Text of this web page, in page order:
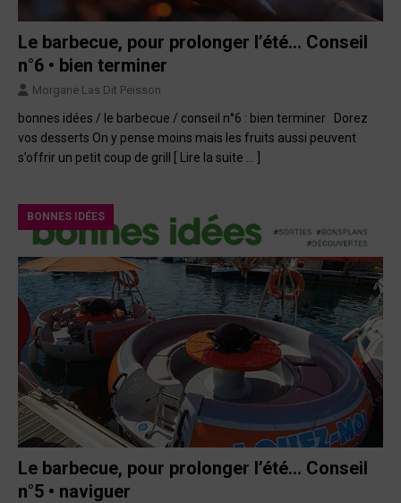
Le barbecue, pour prolonger l’été… Conseil
n°6 • bien terminer
Morgane Las Dit Peisson
bonnes idées / le barbecue / conseil n°6 : bien terminer Dorez
vos desserts On y pense moins mais les fruits aussi peuvent
s’offrir un petit coup de grill [ Lire la suite … ]
BONNES IDÉES
Le barbecue, pour prolonger l’été… Conseil
n°5 • naviguer